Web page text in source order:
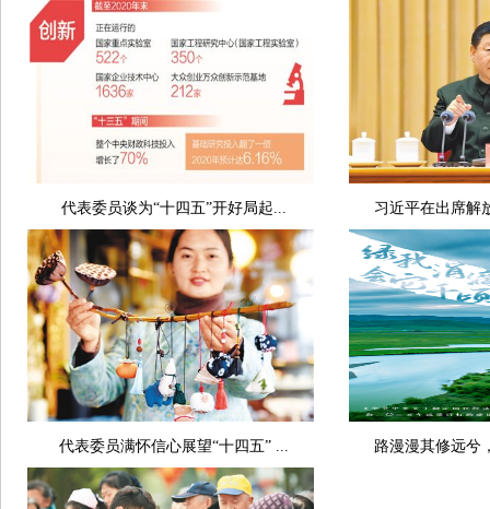
代表委员谈为“十四五”开好局起... 习近平在出席解
代表委员满怀信心展望“十四五” ... 路漫漫其修远兮